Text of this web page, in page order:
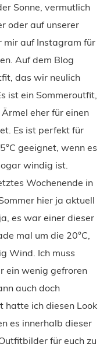
Sonne, vermutlich
oder auf unserer
mir auf Instagram für
Auf dem Blog
das wir neulich
ist ein Sommeroutfit,
eher für einen
Es ist perfekt für
geeignet, wenn es
windig ist.
Wochenende in
hier ja aktuell
es war einer dieser
mal um die 20°C,
Wind. Ich muss
ein wenig gefroren
auch doch
hatte ich diesen Look
es innerhalb dieser
für euch zu